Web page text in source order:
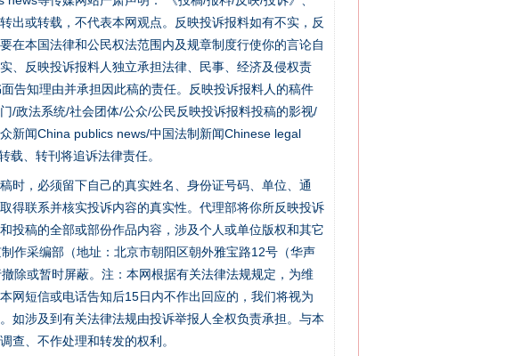
出或转载，不代表本网观点。反映投诉报料如有不实，反
在本国法律和公民权法范围内及规章制度行使你的言论自
、反映投诉报料人独立承担法律、民事、经济及侵权责
告知理由并承担因此稿的责任。反映投诉报料人的稿件
/政法系统/社会团体/公众/公民反映投诉报料投稿的影视/
新闻China publics news/中国法制新闻Chinese legal
、转刊将追诉法律责任。
时，必须留下自己的真实姓名、身份证号码、单位、通
得联系并核实投诉内容的真实性。代理部将你所反映投诉
投稿的全部或部份作品内容，涉及个人或单位版权和其它
作采编部（地址：北京市朝阳区朝外雅宝路12号（华声
除或暂时屏蔽。注：本网根据有关法律法规规定，为维
网短信或电话告知后15日内不作出回应的，我们将视为
如涉及到有关法律法规由投诉举报人全权负责承担。与本
查、不作处理和转发的权利。
别拿“量子”当幌子